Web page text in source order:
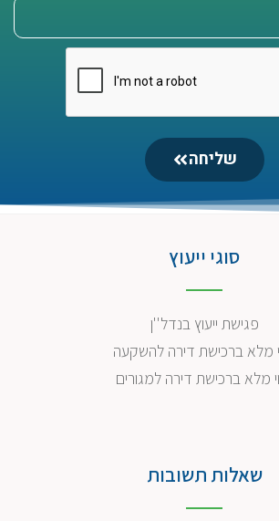
שליחה
סוגי ייעוץ
פגישת ייעוץ בנדל''ן
מלא ברכישת דירה להשקעה
מלא ברכישת דירה למגורים
שאלות תשובות